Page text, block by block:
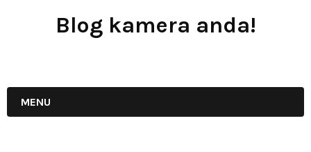
Blog kamera anda!
MENU